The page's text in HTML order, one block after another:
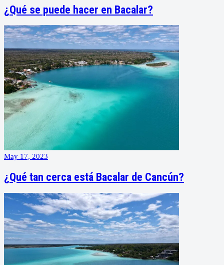
¿Qué se puede hacer en Bacalar?
May 17, 2023
¿Qué tan cerca está Bacalar de Cancún?